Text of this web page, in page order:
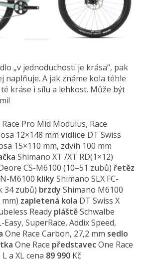
„v jednoduchosti je krása“, pak
naplňuje. A jak známe kola téhle
kráse i sílu a lehkost. Může být
Pro Mid Modulus, Race
12×148 mm vidlice DT Swiss
15×110 mm, zdvih 100 mm
Shimano XT /XT RD(1×12)
CS-M6100 (10–51 zubů) řetěz
M6100 kliky Shimano SLX FC-
34 zubů) brzdy Shimano M6100
zapletená kola DT Swiss X
Ready pláštěSchwalbe
Easy, SuperRace, Addix Speed,
One Race Carbon, 27,2 mm sedlo
One Race představecOne Race
L a XL cena 89 990 Kč